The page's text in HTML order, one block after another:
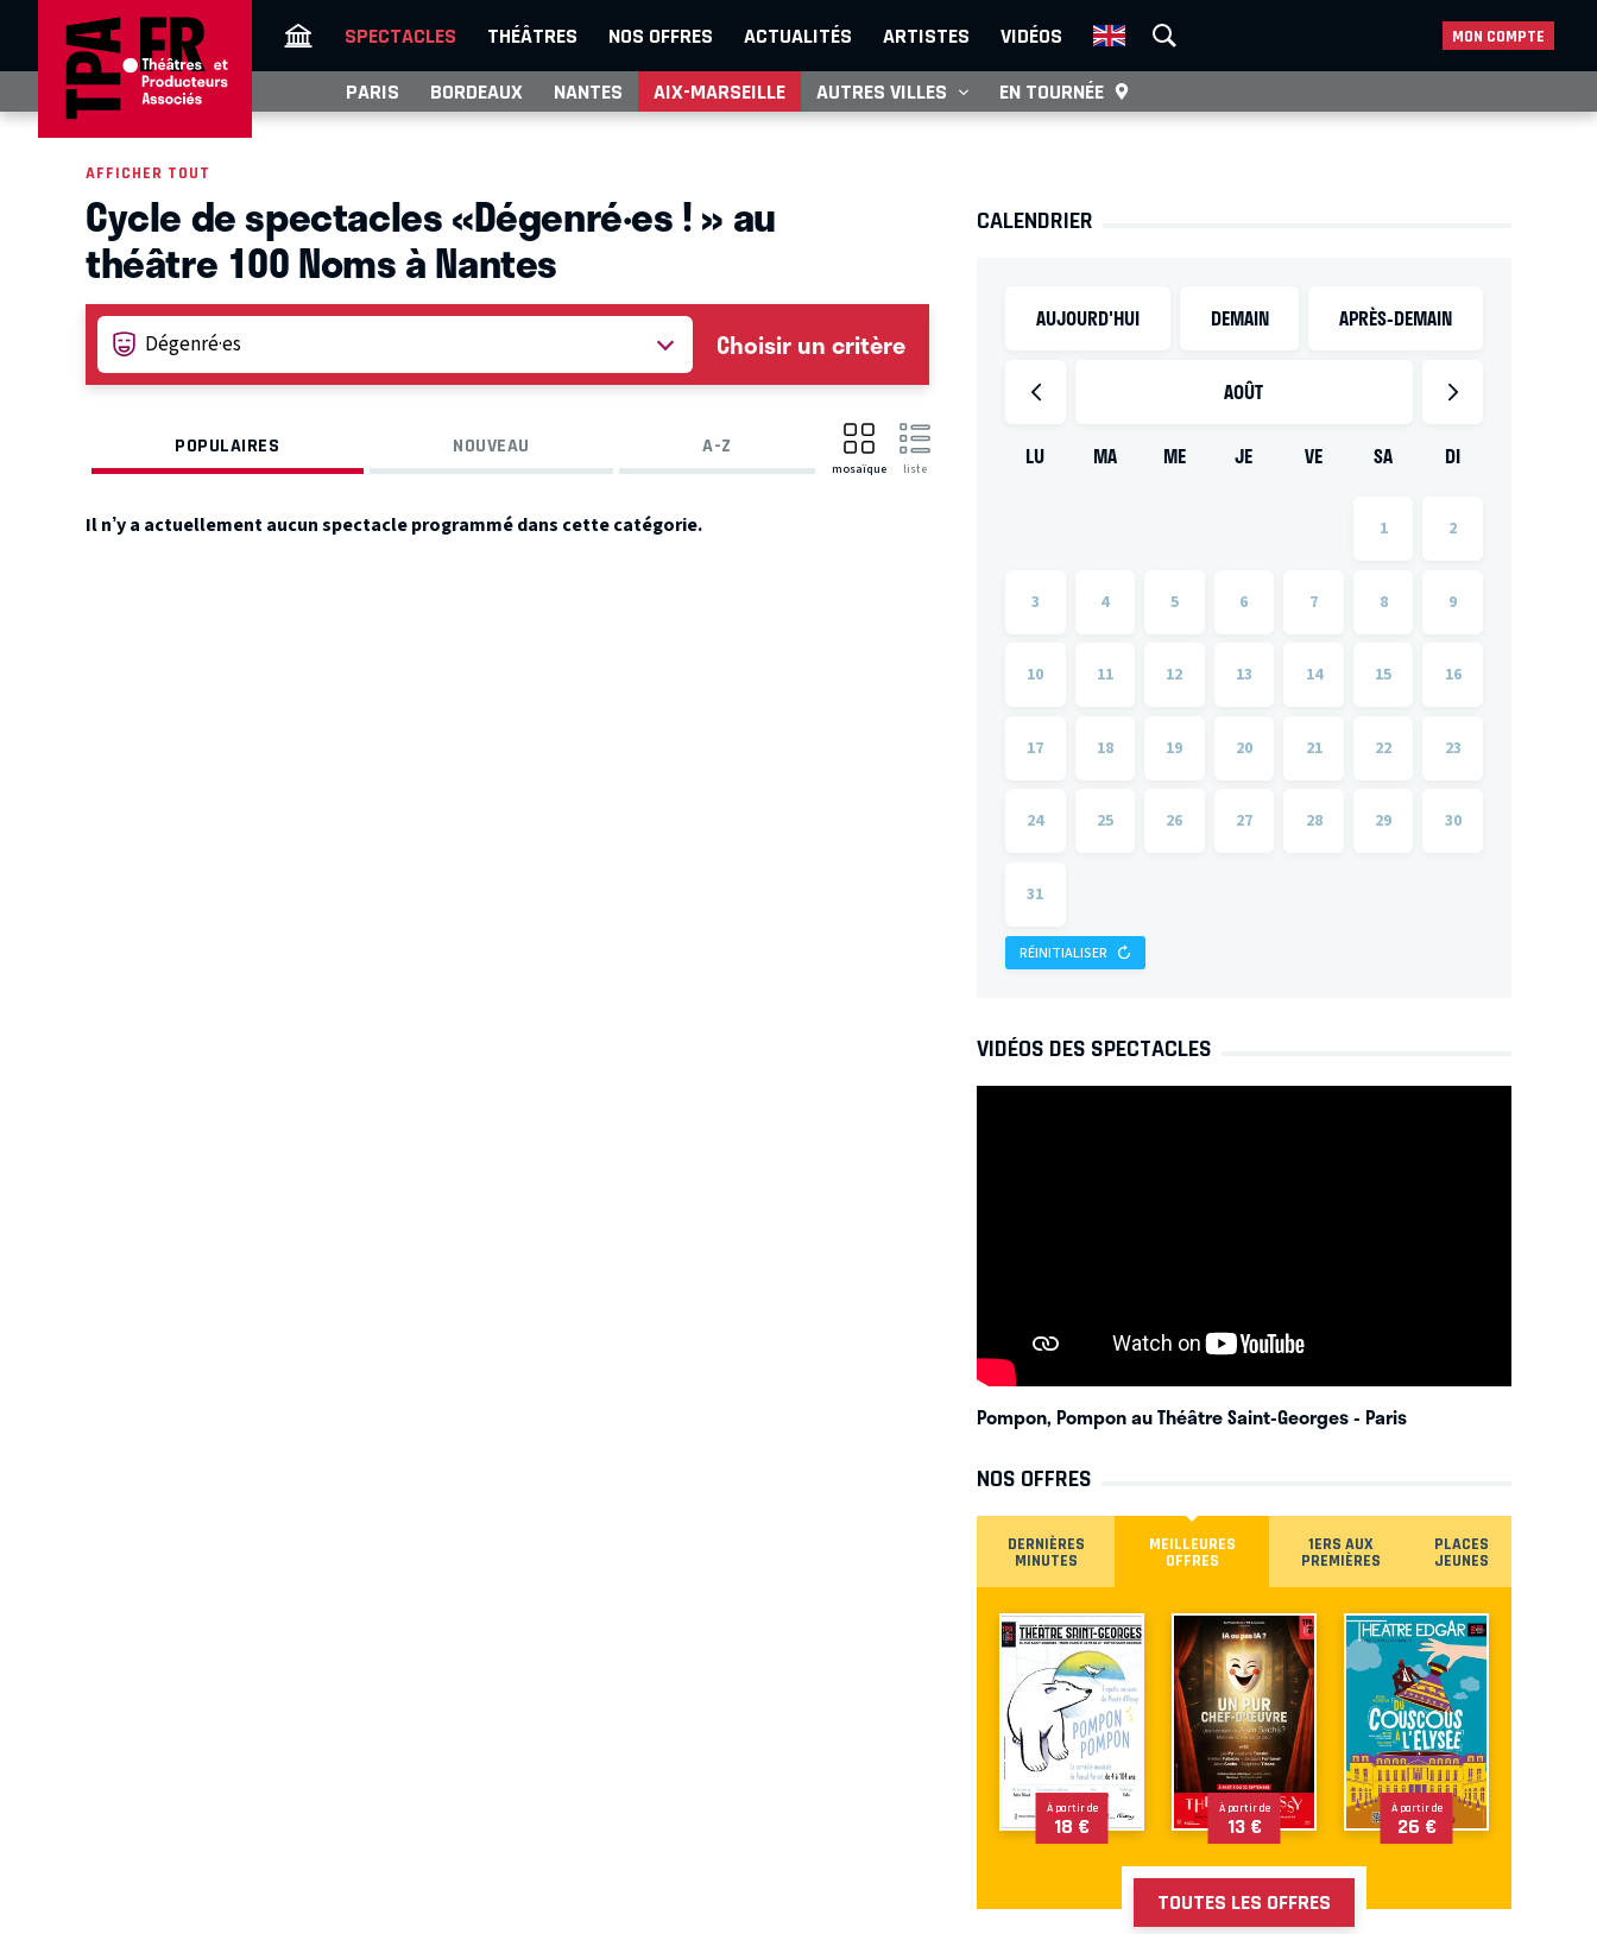
SPECTACLES THÉÂTRES NOS OFFRES ACTUALITÉS ARTISTES VIDÉOS MON COMPTE
PARIS BORDEAUX NANTES AIX-MARSEILLE AUTRES VILLES EN TOURNÉE
AFFICHER TOUT
Cycle de spectacles «Dégenré·es ! » au
théâtre 100 Noms à Nantes
Choisir un critère
POPULAIRES NOUVEAU A-Z
mosaïque liste
Il n’y a actuellement aucun spectacle programmé dans cette catégorie.
CALENDRIER
AUJOURD'HUI DEMAIN APRÈS-DEMAIN
AOÛT
LU MA ME JE VE SA DI
1 2
3 4 5 6 7 8 9
10 11 12 13 14 15 16
17 18 19 20 21 22 23
24 25 26 27 28 29 30
31
RÉINITIALISER
VIDÉOS DES SPECTACLES
Pompon, Pompon au Théâtre Saint-Georges- Paris
NOS OFFRES
DERNIÈRES
MINUTES
MEILLEURES
OFFRES
1ERS AUX
PREMIÈRES
PLACES
JEUNES
À partir de
18 €
À partir de
13 €
À partir de
26 €
TOUTES LES OFFRES